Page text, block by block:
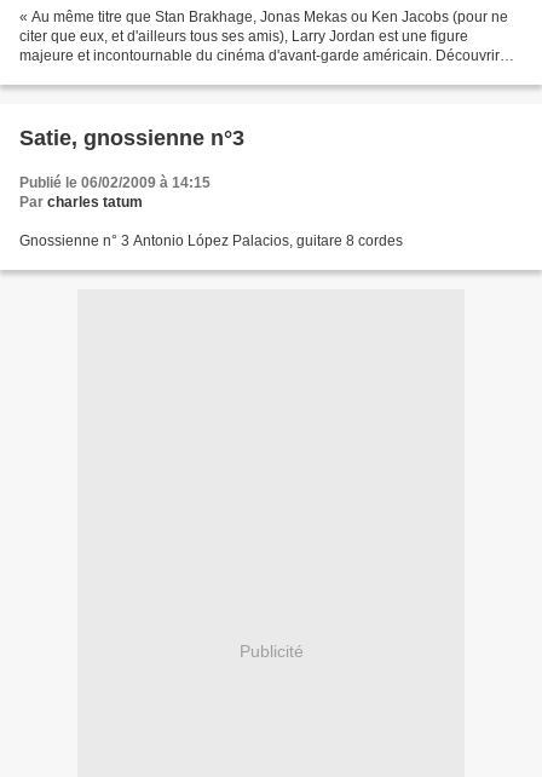
« Au même titre que Stan Brakhage, Jonas Mekas ou Ken Jacobs (pour ne
citer que eux, et d'ailleurs tous ses amis), Larry Jordan est une figure
majeure et incontournable du cinéma d'avant-garde américain. Découvrir
Satie, gnossienne n°3
Publié le 06/02/2009 à 14:15
Par charles tatum
Gnossienne n° 3 Antonio López Palacios, guitare 8 cordes
Publicité